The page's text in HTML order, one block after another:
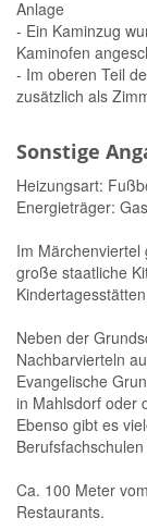
Anlage
- Ein Kaminzug
Kaminofen
- Im oberen Teil
zusätzlich als
Sonstige
Heizungsart:
Energieträger: Gas
Im
große staatliche
Neben der
Nachbarvierteln
Evangelische
in Mahlsdorf oder
Ebenso gibt es
Ca. 100 Meter
Restaurants.